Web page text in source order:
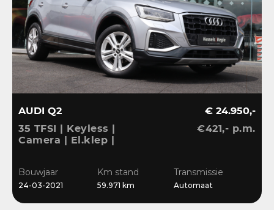
AUDI Q2
35 TFSI | Keyless |
Camera | El.klep |
€ 24.950,-
€421,- p.m.
Bouwjaar
24-03-2021
Km stand
59.971 km
Transmissie
Automaat